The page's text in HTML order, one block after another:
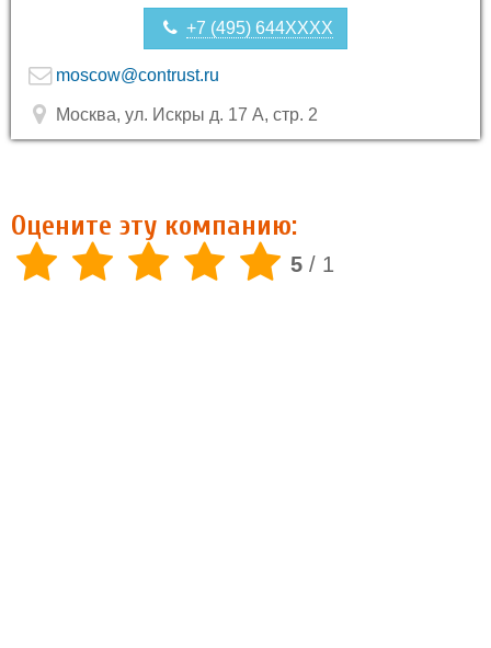
+7 (495) 644XXXX
moscow@contrust.ru
Москва, ул. Искры д. 17 А, стр. 2
Оцените эту компанию:
5 / 1